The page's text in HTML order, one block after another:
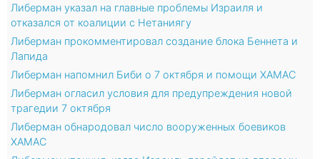
Либерман указал на главные проблемы Израиля и
отказался от коалиции с Нетаниягу
Либерман прокомментировал создание блока Беннета и
Лапида
Либерман напомнил Биби о 7 октября и помощи ХАМАС
Либерман огласил условия для предупреждения новой
трагедии 7 октября
Либерман обнародовал число вооруженных боевиков
ХАМАС